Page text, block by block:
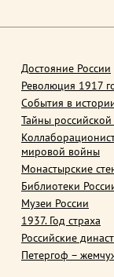
Достояние России
Революция 1917
События в
Тайны
мировой войны
Монастырские
Библиотеки
Музеи России
1937. Год страха
Российские
Петергоф –